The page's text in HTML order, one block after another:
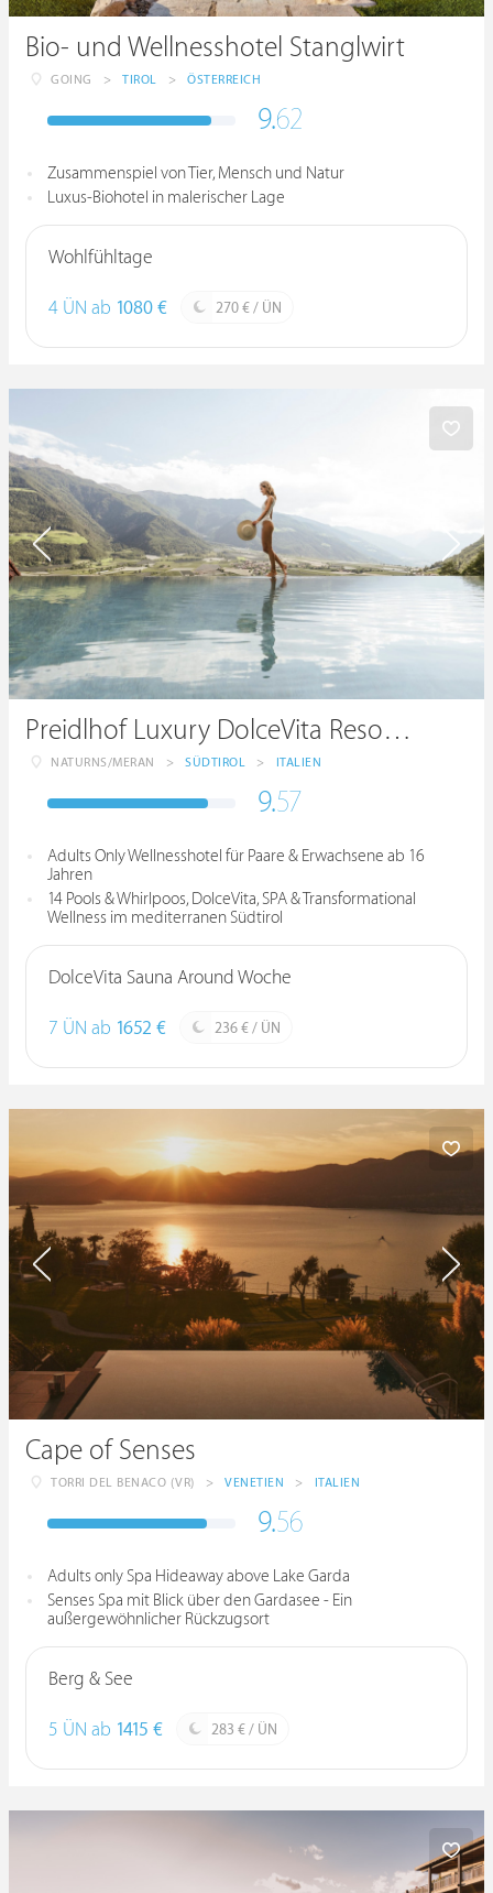
Bio- und Wellnesshotel Stanglwirt
GOING > TIROL > ÖSTERREICH
9.62
Zusammenspiel von Tier, Mensch und Natur
Luxus-Biohotel in malerischer Lage
Wohlfühltage
4 ÜN ab 1080 € 270 € / ÜN
Preidlhof Luxury DolceVita Resort *****
NATURNS/MERAN > SÜDTIROL > ITALIEN
9.57
Adults Only Wellnesshotel für Paare & Erwachsene ab 16
Jahren
14 Pools & Whirlpoos, DolceVita, SPA & Transformational
Wellness im mediterranen Südtirol
DolceVita Sauna Around Woche
7 ÜN ab 1652 € 236 € / ÜN
Cape of Senses
TORRI DEL BENACO (VR) > VENETIEN > ITALIEN
9.56
Adults only Spa Hideaway above Lake Garda
Senses Spa mit Blick über den Gardasee - Ein
außergewöhnlicher Rückzugsort
Berg & See
5 ÜN ab 1415 € 283 € / ÜN